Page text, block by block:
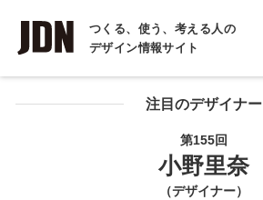
つくる、使う、考える人の
デザイン情報サイト
INTERVIEW
インタビュー
REPORT 注目のデザイナー
第155回
小野里奈
（デザイナー）